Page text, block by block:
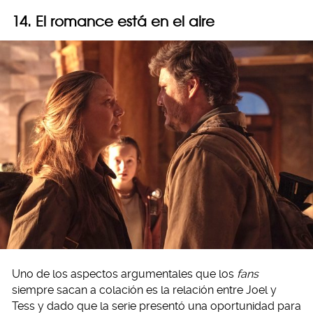
14. El romance está en el aire
Uno de los aspectos argumentales que los fans
siempre sacan a colación es la relación entre Joel y
Tess y dado que la serie presentó una oportunidad para